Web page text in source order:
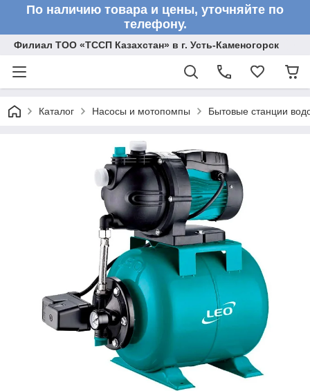
По наличию товара и цены, уточняйте по
телефону.
Филиал ТОО «ТССП Казахстан» в г. Усть-Каменогорск
Каталог Насосы и мотопомпы Бытовые станции